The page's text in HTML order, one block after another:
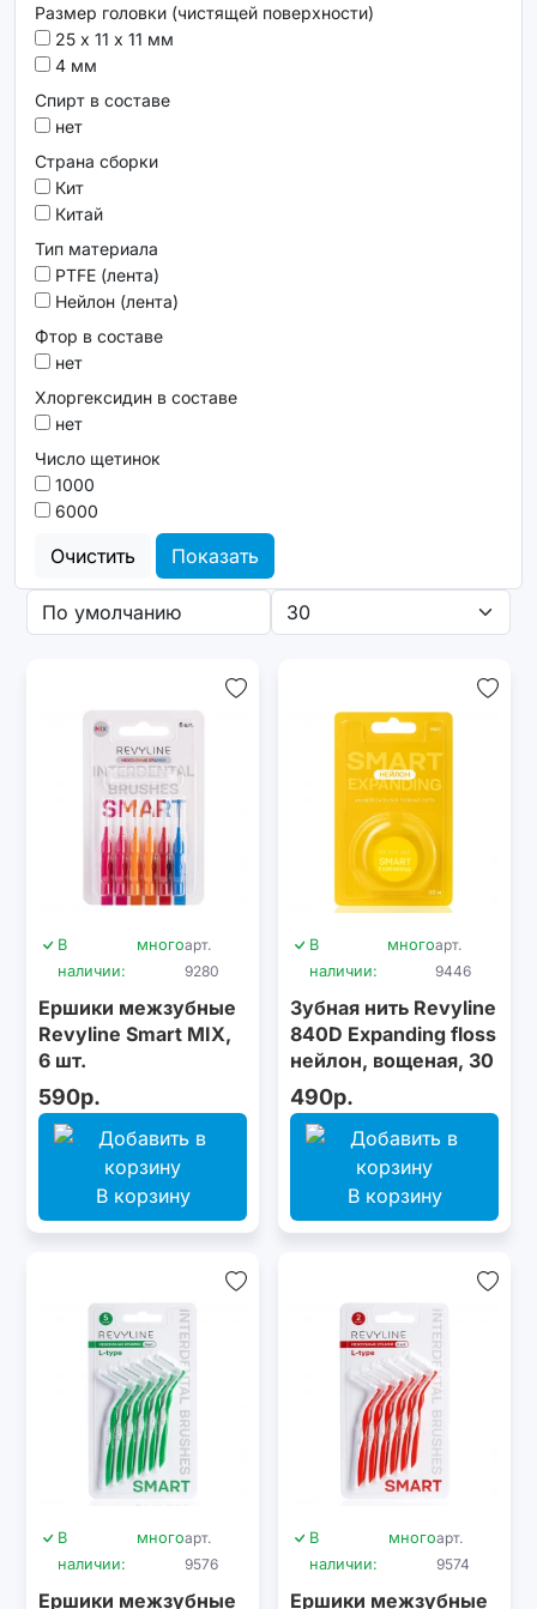
Размер головки (чистящей поверхности)
25 х 11 х 11 мм
4 мм
Спирт в составе
нет
Страна сборки
Кит
Китай
Тип материала
PTFE (лента)
Нейлон (лента)
Фтор в составе
нет
Хлоргексидин в составе
нет
Число щетинок
1000
6000
Очистить Показать
В
наличии:
многоарт.
9280
Ершики межзубные
Revyline Smart MIX,
6 шт.
590р.
В корзину
В
наличии:
многоарт.
9446
Зубная нить Revyline
840D Expanding floss
нейлон, вощеная, 30
м
490р.
В корзину
В
наличии:
многоарт.
9576
Ершики межзубные
В
наличии:
многоарт.
9574
Ершики межзубные